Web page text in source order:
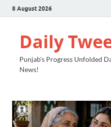
8 August 2026
Daily
Punjab's Progress Unfolded
News!